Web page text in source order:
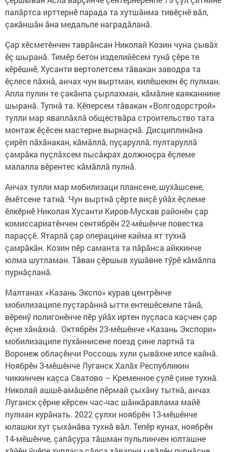
палăртса ирттернӗ парада та хутшăнма тивӗçнӗ вăл,
çакăншăн ăна медальпе наградăланă.
Çар хӗсметӗнчен таврăнсан Николай Козин чуна çывăх
ӗç шыранă. Тимӗр бетон изделийӗсем тунă çӗре те
кӗрӗшнӗ, Хусанти вертолетсем тăвакан заводра та
ӗçлесе пăхнă, анчах чун выртман, килӗшекен ӗç пулман.
Апла пулин те çакăнпа çырлахман, кăмăлне каяканнине
шыранă. Тупнă та. Кӗперсем тăвакан «Волгодорстрой»
тулли мар яваплăхлă обществăра строительство тата
монтаж ӗçӗсен мастерне вырнаçнă. Дисциплинăна
çирӗп пăхăнакан, кăмăллă, пуçаруллă, пултаруллă
çамрăка пуçлăхсем пысăкрах должноçра ӗçлеме
малалла вӗрентес кăмăллă пулнă.
Анчах тулли мар мобилизаци плансене, шухăшсене,
ӗмӗтсене татнă. Чун выртнă çӗрте виçӗ уйăх ӗçлеме
ӗлкӗрнӗ Николая Хусанти Киров-Мускав районӗн çар
комиссариатӗнчен сентябрӗн 22-мӗшӗнче повестка
параççӗ. Ятарлă çар операцине кайма ят тухнă
çамрăкăн. Козин пӗр саманта та пăрăнса айккинче
юлма шутламан. Тăван çӗршыв хушăвне тӳрӗ кăмăлпа
пурнăçланă.
Малтанах «Казань Экспо» курав центрӗнче
мобилизаципе пуçтарăннă ытти ентешӗсемпе тăнă,
вӗренӳ полигонӗнче пӗр уйăх иртен пуçласа каçчен çар
ӗçне хăнăхнă. Октябрӗн 23-мӗшӗнче «Казань Экспори»
мобилизаципе пухăннисене поезд çине лартнă та
Воронеж облаçӗнчи Россошь хули çывăхне илсе кайнă.
Ноябрӗн 3-мӗшӗнче Луганск Халăх Республикин
чиккинчен каçса Сватово – Кременное çулӗ çине тухнă.
Николай ашшӗ-амăшӗпе пӗрмай çыхăну тытнă, анчах
Луганск çӗрне кӗрсен час-час шăнкăравлама майӗ
пулман курăнать. 2022 çулхи ноябрӗн 13-мӗшӗнче
юлашки хут çыхăнăва тухнă вăл. Тепӗр кунах, ноябрӗн
14-мӗшӗнче, çапăçура тăшман пульлинчен юлташне